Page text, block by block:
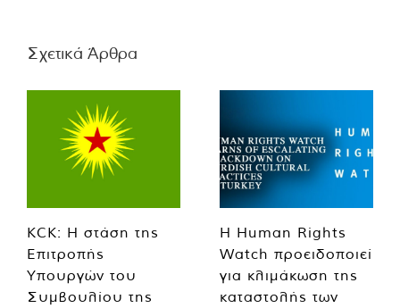
Σχετικά Άρθρα
KCK: Η στάση της
Επιτροπής
Υπουργών του
Συμβουλίου της
Η Human Rights
Watch προειδοποιεί
για κλιμάκωση της
καταστολής των